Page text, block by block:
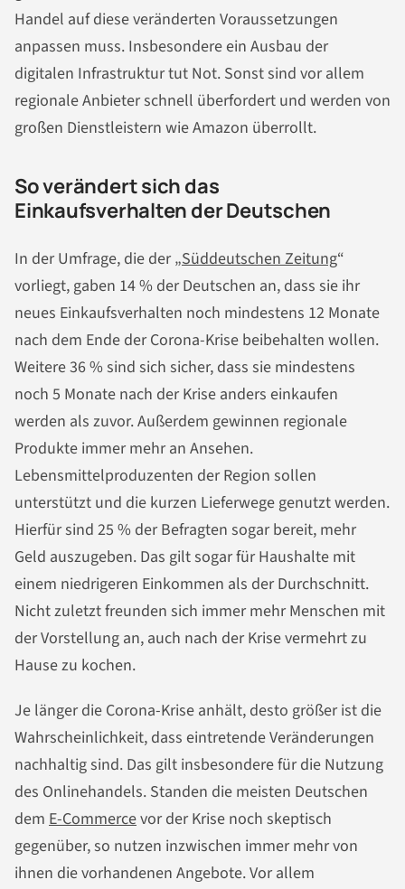
Handel auf diese veränderten Voraussetzungen
anpassen muss. Insbesondere ein Ausbau der
digitalen Infrastruktur tut Not. Sonst sind vor allem
regionale Anbieter schnell überfordert und werden von
großen Dienstleistern wie Amazon überrollt.
So verändert sich das
Einkaufsverhalten der Deutschen
In der Umfrage, die der „Süddeutschen Zeitung“
vorliegt, gaben 14 % der Deutschen an, dass sie ihr
neues Einkaufsverhalten noch mindestens 12 Monate
nach dem Ende der Corona-Krise beibehalten wollen.
Weitere 36 % sind sich sicher, dass sie mindestens
noch 5 Monate nach der Krise anders einkaufen
werden als zuvor. Außerdem gewinnen regionale
Produkte immer mehr an Ansehen.
Lebensmittelproduzenten der Region sollen
unterstützt und die kurzen Lieferwege genutzt werden.
Hierfür sind 25 % der Befragten sogar bereit, mehr
Geld auszugeben. Das gilt sogar für Haushalte mit
einem niedrigeren Einkommen als der Durchschnitt.
Nicht zuletzt freunden sich immer mehr Menschen mit
der Vorstellung an, auch nach der Krise vermehrt zu
Hause zu kochen.
Je länger die Corona-Krise anhält, desto größer ist die
Wahrscheinlichkeit, dass eintretende Veränderungen
nachhaltig sind. Das gilt insbesondere für die Nutzung
des Onlinehandels. Standen die meisten Deutschen
dem E-Commercevor der Krise noch skeptisch
gegenüber, so nutzen inzwischen immer mehr von
ihnen die vorhandenen Angebote. Vor allem